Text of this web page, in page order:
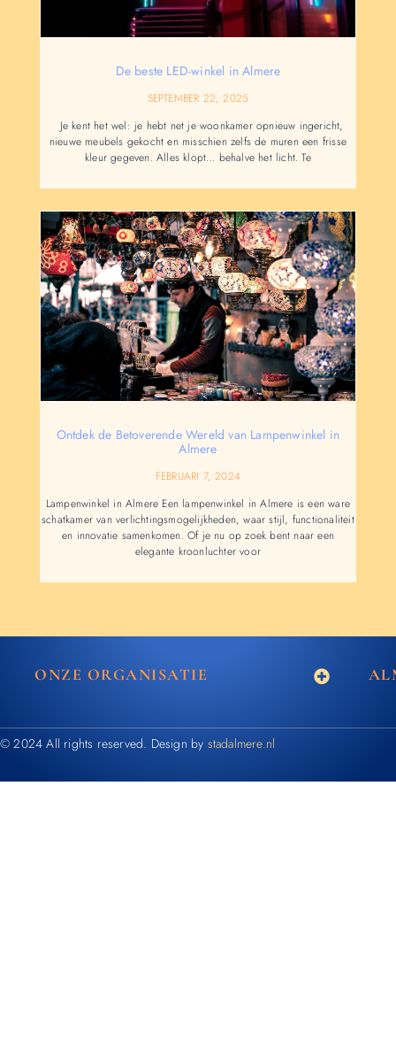
De beste LED-winkel in Almere
SEPTEMBER 22, 2025
Je kent het wel: je hebt net je woonkamer opnieuw ingericht,
nieuwe meubels gekocht en misschien zelfs de muren een frisse
kleur gegeven. Alles klopt… behalve het licht. Te
Ontdek de Betoverende Wereld van Lampenwinkel in
Almere
FEBRUARI 7, 2024
Lampenwinkel in Almere Een lampenwinkel in Almere is een ware
schatkamer van verlichtingsmogelijkheden, waar stijl, functionaliteit
en innovatie samenkomen. Of je nu op zoek bent naar een
elegante kroonluchter voor
ONZE ORGANISATIE
© 2024 All rights reserved. Design by stadalmere.nl